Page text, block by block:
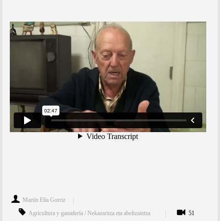
Martín Elia Gorriz
Agricultura y ganadería / Nekazaritza eta abeltzaintza
51